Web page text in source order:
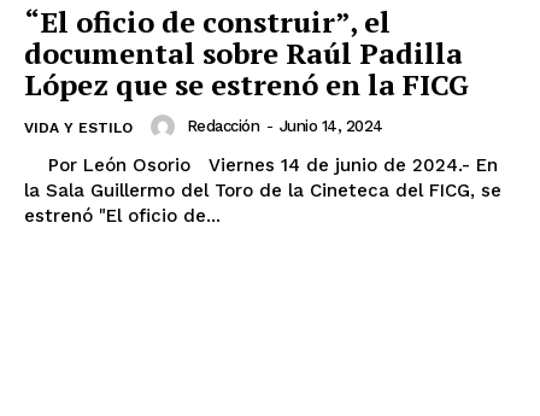
“El oficio de construir”, el
documental sobre Raúl Padilla
López que se estrenó en la FICG
VIDA Y ESTILO Redacción - Junio 14, 2024
la Sala Guillermo del Toro de la Cineteca del FICG, se
estrenó "El oficio de...